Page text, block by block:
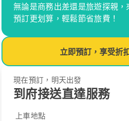
無論是商務出差還是旅遊探親，
預訂更划算，輕鬆節省旅費！
立即預訂，享受折
現在預訂，明天出發
到府接送直達服務
上車地點